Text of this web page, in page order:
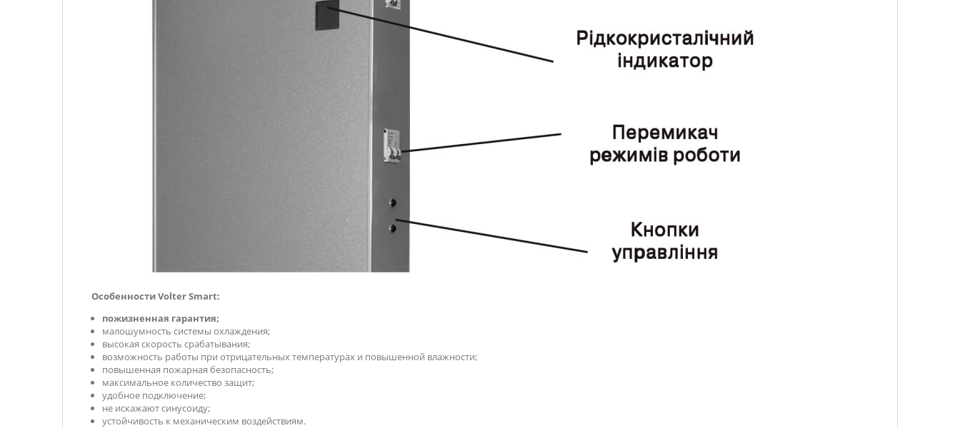
Особенности Volter Smart:
пожизненная гарантия;
малошумность системы охлаждения;
высокая скорость срабатывания;
возможность работы при отрицательных температурах и повышенной влажности;
повышенная пожарная безопасность;
максимальное количество защит;
удобное подключение;
не искажают синусоиду;
устойчивость к механическим воздействиям.